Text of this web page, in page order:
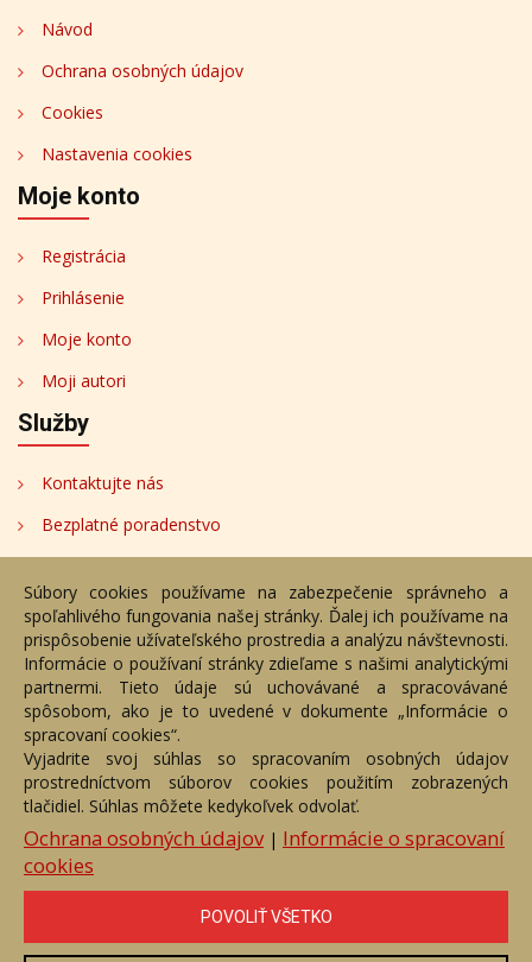
Návod
Ochrana osobných údajov
Cookies
Nastavenia cookies
Moje konto
Registrácia
Prihlásenie
Moje konto
Moji autori
Služby
Kontaktujte nás
Bezplatné poradenstvo
Adresa
Nižný Hrušov 333, 094 22,
Slovenská republika
+421 905 356 921
+421 905 959 101
eantik@eantik.sk
Návod Cenník
Obchodné podmienky
Ochrana os. údajov
Kontakt
Bezplatné poradenstvo
eAntik.sk © 2007 - 2026
podmienené výslovným súhlasom jej vlastníka. Všetky práva sú
Súbory cookies používame na zabezpečenie správneho a
spoľahlivého fungovania našej stránky. Ďalej ich používame na
prispôsobenie užívateľského prostredia a analýzu návštevnosti.
Informácie o používaní stránky zdieľame s našimi analytickými
partnermi. Tieto údaje sú uchovávané a spracovávané
spôsobom, ako je to uvedené v dokumente „Informácie o
spracovaní cookies“.
Vyjadrite svoj súhlas so spracovaním osobných údajov
prostredníctvom súborov cookies použitím zobrazených
tlačidiel. Súhlas môžete kedykoľvek odvolať.
Ochrana osobných údajov| Informácie o spracovaní
cookies
POVOLIŤ VŠETKO